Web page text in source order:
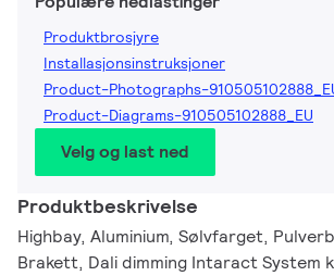
Produktbrosjyre
Installasjonsinstruksjoner
Product-Photographs-
Product-Diagrams-910505102888_EU
Velg og last ned
Produktbeskrivelse
Highbay, Aluminium, Sølvfarget,
Brakett, Dali dimming Intaract System